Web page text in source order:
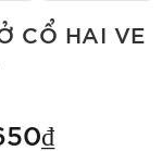
CỔ HAI VE